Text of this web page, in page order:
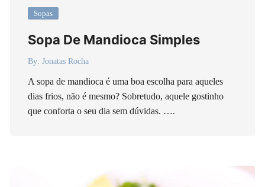
Sopas
Sopa De Mandioca Simples
By: Jonatas Rocha
A sopa de mandioca é uma boa escolha para aqueles
dias frios, não é mesmo? Sobretudo, aquele gostinho
que conforta o seu dia sem dúvidas. ….